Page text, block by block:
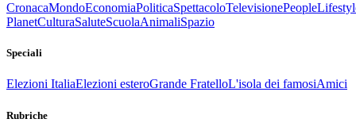
CronacaMondoEconomiaPoliticaSpettacoloTelevisionePeople
PlanetCulturaSaluteScuolaAnimaliSpazio
Speciali
Elezioni ItaliaElezioni esteroGrande FratelloL'isola dei famosiAmici
Rubriche